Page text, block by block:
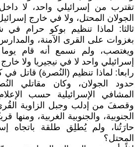
تقترب من إسرائيلي واحد، لا
الجولان المحتل، ولا في خارج
ثالثا: لماذا تنظيم بوكو حرام في
بغزوات على القرى الآمنة،
ويغتصب، ولم نسمع أنه قام
إسرائيلي واحد لا في نيجيريا ولا خارج
رابعا: لماذا تنظيم (النُصرة) قاتل
حدود الجولان، وكان مقاتلي
المشافي الإسرائيلية حسب
وقصفَ من إدلب وجبل الزاوية القُرى
الجنوبية، والجنوبية الغربية، ومنها
حارَتُنا، ولم يُطلِق طلقة باتجاه
المحتل؟